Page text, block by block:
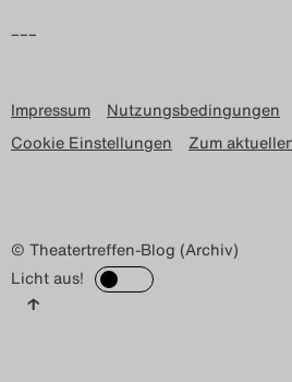
–––
Impressum Nutzungsbedingungen
Cookie Einstellungen
Zum
© Theatertreffen-Blog (Archiv)
Licht aus!
↑